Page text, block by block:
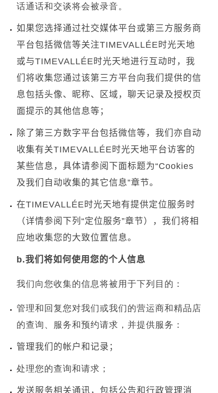
话通话和交谈将会被录音。
如果您选择通过社交媒体平台或第三方服务商
平台包括微信等关注TIMEVALLÉE 时光天地
或与TIMEVALLÉE 时光天地进行互动时，我
们将收集您通过该第三方平台向我们提供的信
息包括头像、昵称、区域，聊天记录及授权页
面提示的其他信息等；
除了第三方数字平台包括微信等，我们亦自动
收集有关TIMEVALLÉE 时光天地平台访客的
某些信息，具体请参阅下面标题为“Cookies
及我们自动收集的其它信息”章节。
在TIMEVALLÉE 时光天地有提供定位服务时
（详情参阅下列 “定位服务”章节），我们将相
应地收集您的大致位置信息。
b.我们将如何使用您的个人信息
我们向您收集的信息将被用于下列目的：
管理和回复您对我们或我们的营运商和精品店
的查询、服务和预约请求，并提供服务：
管理我们的帐户和记录；
处理您的查询和请求；
发送服务相关通讯，包括公告和行政管理消